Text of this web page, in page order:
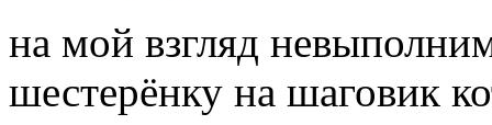
на мой взгляд
шестерёнку на шаговик